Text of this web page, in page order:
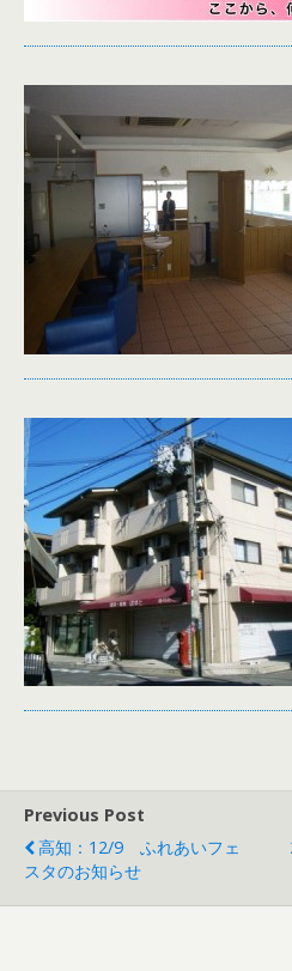
Previous Post
高知：12/9 ふれあいフェ
スタのお知らせ